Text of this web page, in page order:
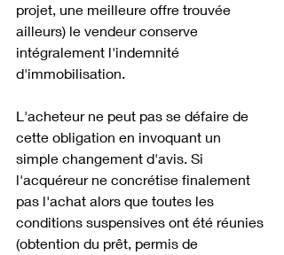
projet, une meilleure offre trouvée
ailleurs) le vendeur conserve
intégralement l'indemnité
d'immobilisation.
L'acheteur ne peut pas se défaire de
cette obligation en invoquant un
simple changement d'avis. Si
l'acquéreur ne concrétise finalement
pas l'achat alors que toutes les
conditions suspensives ont été réunies
(obtention du prêt, permis de